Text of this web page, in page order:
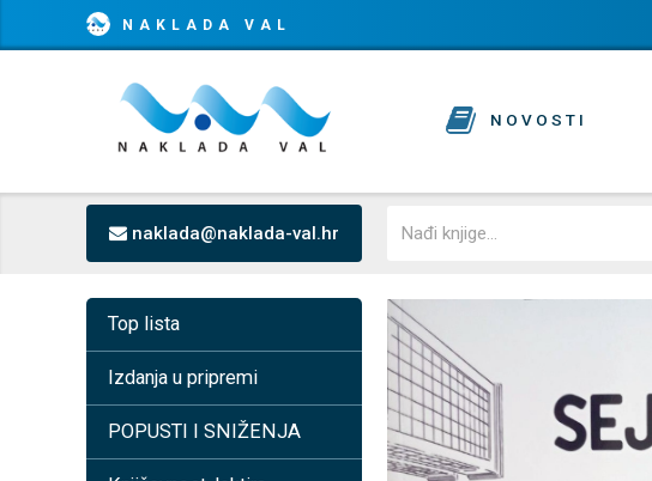
NAKLADA VAL
NOVOSTI
naklada@naklada-val.hr
Top lista
Izdanja u pripremi
POPUSTI I SNIŽENJA